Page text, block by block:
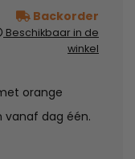
Backorder
Beschikbaar in de
winkel
orange
vanaf dag één.